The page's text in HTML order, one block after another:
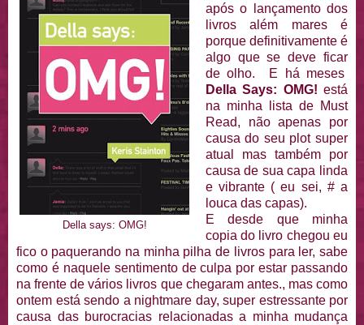
Della says: OMG!
após o lançamento dos
livros além mares é
porque definitivamente é
algo que se deve ficar
de olho. E há meses
Della Says: OMG! está
na minha lista de Must
Read, não apenas por
causa do seu plot super
atual mas também por
causa de sua capa linda
e vibrante ( eu sei, # a
louca das capas).
E desde que minha
copia do livro chegou eu
fico o paquerando na minha pilha de livros para ler, sabe
como é naquele sentimento de culpa por estar passando
na frente de vários livros que chegaram antes., mas como
ontem está sendo a nightmare day, super estressante por
causa das burocracias relacionadas a minha mudança